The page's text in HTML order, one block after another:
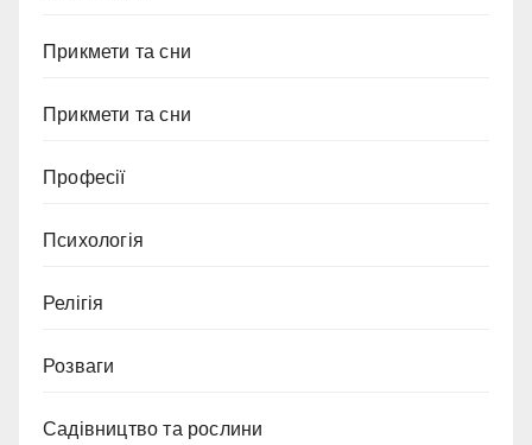
Прикмети та сни
Прикмети та сни
Професії
Психологія
Релігія
Розваги
Садівництво та рослини